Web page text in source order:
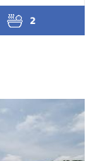
2
ANTPUNYAPA